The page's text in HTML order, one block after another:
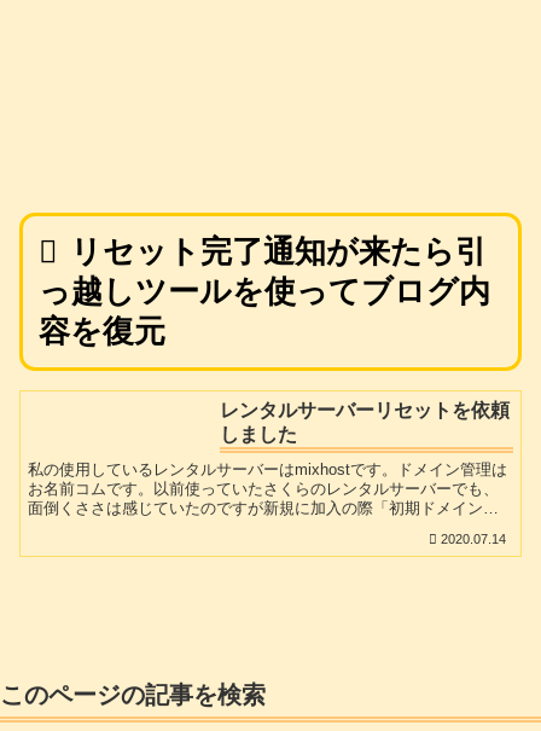
リセット完了通知が来たら引
っ越しツールを使ってブログ内
容を復元
レンタルサーバーリセットを依頼
しました
私の使用しているレンタルサーバーはmixhostです。ドメイン管理は
お名前コムです。以前使っていたさくらのレンタルサーバーでも、
面倒くささは感じていたのですが新規に加入の際「初期ドメイン」
ログページとして正式に「XXXXX.mixhost.jp」として登録運用する
2020.07.14
このページの記事を検索